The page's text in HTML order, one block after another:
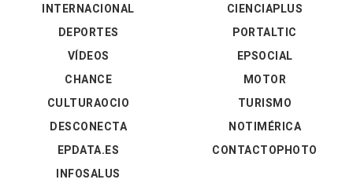
INTERNACIONAL
DEPORTES
VÍDEOS
CIENCIAPLUS
PORTALTIC
EPSOCIAL
CHANCE
CULTURAOCIO
DESCONECTA
EPDATA.ES
INFOSALUS
MOTOR
TURISMO
NOTIMÉRICA
CONTACTOPHOTO